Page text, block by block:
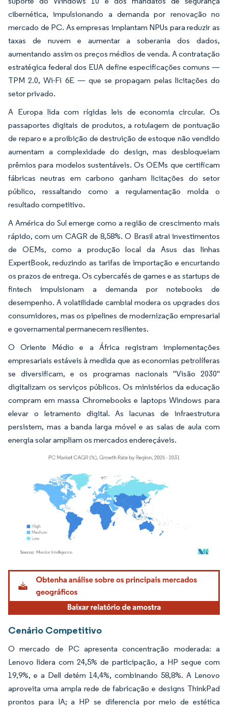
cibernética, impulsionando a demanda por renovação no
mercado de PC. As empresas implantam NPUs para reduzir as
taxas de nuvem e aumentar a soberania dos dados,
aumentando assim os preços médios de venda. A contratação
estratégica federal dos EUA define especificações comuns —
TPM 2.0, Wi-Fi 6E — que se propagam pelas licitações do
setor privado.
A Europa lida com rígidas leis de economia circular. Os
passaportes digitais de produtos, a rotulagem de pontuação
de reparo e a proibição de destruição de estoque não vendido
aumentam a complexidade do design, mas desbloqueiam
prêmios para modelos sustentáveis. Os OEMs que certificam
fábricas neutras em carbono ganham licitações do setor
público, ressaltando como a regulamentação molda o
resultado competitivo.
A América do Sul emerge como a região de crescimento mais
rápido, com um CAGR de 8,58%. O Brasil atrai investimentos
de OEMs, como a produção local da Asus das linhas
ExpertBook, reduzindo as tarifas de importação e encurtando
os prazos de entrega. Os cybercafés de games e as startups de
fintech impulsionam a demanda por notebooks de
desempenho. A volatilidade cambial modera os upgrades dos
consumidores, mas os pipelines de modernização empresarial
e governamental permanecem resilientes.
O Oriente Médio e a África registram implementações
empresariais estáveis à medida que as economias petrolíferas
se diversificam, e os programas nacionais "Visão 2030"
digitalizam os serviços públicos. Os ministérios da educação
compram em massa Chromebooks e laptops Windows para
elevar o letramento digital. As lacunas de infraestrutura
persistem, mas a banda larga móvel e as salas de aula com
energia solar ampliam os mercados endereçáveis.
Imagem © Mordor Intelligence. O reuso requer atribuição conforme CC BY 4.0.
Cenário Competitivo
O mercado de PC apresenta concentração moderada: a
Lenovo lidera com 24,5% de participação, a HP segue com
19,9%, e a Dell detém 14,4%, combinando 58,8%. A Lenovo
aproveita uma ampla rede de fabricação e designs ThinkPad
prontos para IA; a HP se diferencia por meio de estética